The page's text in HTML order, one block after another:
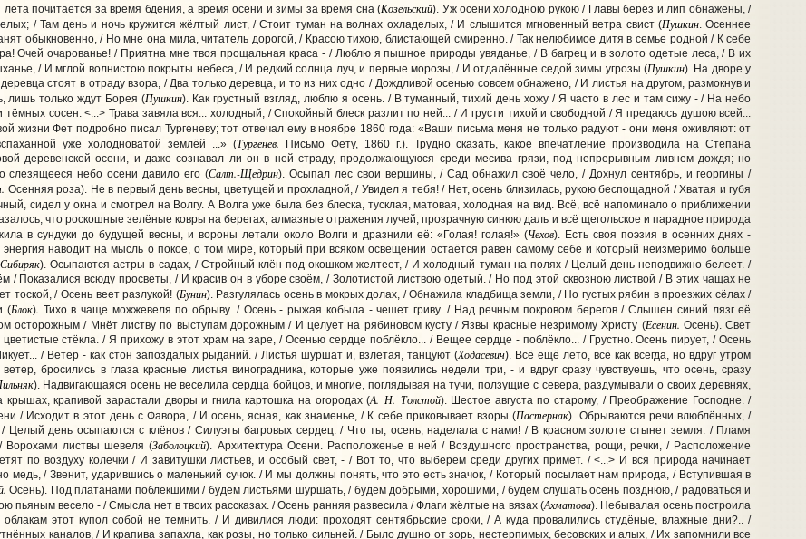
почитается за время бдения, а время осени и зимы за время сна (Козельский). Уж осени холодною рукою / Главы берёз и лип обнажены, /
/ Там день и ночь кружится жёлтый лист, / Стоит туман на волнах охладелых, / И слышится мгновенный ветра свист (Пушкин. Осеннее
обыкновенно, / Но мне она мила, читатель дорогой, / Красою тихою, блистающей смиренно. / Так нелюбимое дитя в семье родной / К себе
Очей очарованье! / Приятна мне твоя прощальная краса - / Люблю я пышное природы увяданье, / В багрец и в золото одетые леса, / В их
/ И мглой волнистою покрыты небеса, / И редкий солнца луч, и первые морозы, / И отдалённые седой зимы угрозы (Пушкин). На дворе у
стоят в отраду взора, / Два только деревца, и то из них одно / Дождливой осенью совсем обнажено, / И листья на другом, размокнув и
лишь только ждут Борея (Пушкин). Как грустный взгляд, люблю я осень. / В туманный, тихий день хожу / Я часто в лес и там сижу - / На небо
тёмных сосен. <...> Трава завяла вся... холодный, / Спокойный блеск разлит по ней... / И грусти тихой и свободной / Я предаюсь душою всей...
жизни Фет подробно писал Тургеневу; тот отвечал ему в ноябре 1860 года: «Ваши письма меня не только радуют - они меня оживляют: от
уже холодноватой землёй ...» (Тургенев. Письмо Фету, 1860 г.). Трудно сказать, какое впечатление производила на Степана
деревенской осени, и даже сознавал ли он в ней страду, продолжающуюся среди месива грязи, под непрерывным ливнем дождя; но
слезящееся небо осени давило его (Салт.-Щедрин). Осыпал лес свои вершины, / Сад обнажил своё чело, / Дохнул сентябрь, и георгины /
Осенняя роза). Не в первый день весны, цветущей и прохладной, / Увидел я тебя! / Нет, осень близилась, рукою беспощадной / Хватая и губя
сидел у окна и смотрел на Волгу. А Волга уже была без блеска, тусклая, матовая, холодная на вид. Всё, всё напоминало о приближении
что роскошные зелёные ковры на берегах, алмазные отражения лучей, прозрачную синюю даль и всё щегольское и парадное природа
в сундуки до будущей весны, и вороны летали около Волги и дразнили её: «Голая! голая!» (Чехов). Есть своя поэзия в осенних днях -
наводит на мысль о покое, о том мире, который при всяком освещении остаётся равен самому себе и который неизмеримо больше
). Осыпаются астры в садах, / Стройный клён под окошком желтеет, / И холодный туман на полях / Целый день неподвижно белеет. /
/ Показалися всюду просветы, / И красив он в уборе своём, / Золотистой листвою одетый. / Но под этой сквозною листвой / В этих чащах не
тоской, / Осень веет разлукой! (Бунин). Разгулялась осень в мокрых долах, / Обнажила кладбища земли, / Но густых рябин в проезжих сёлах /
(Блок). Тихо в чаще можжевеля по обрыву. / Осень - рыжая кобыла - чешет гриву. / Над речным покровом берегов / Слышен синий лязг её
осторожным / Мнёт листву по выступам дорожным / И целует на рябиновом кусту / Язвы красные незримому Христу (Есенин.Осень). Свет
стёкла. / Я прихожу в этот храм на заре, / Осенью сердце поблёкло... / Вещее сердце - поблёкло... / Грустно. Осень пирует, / Осень
/ Ветер - как стон запоздалых рыданий. / Листья шуршат и, взлетая, танцуют (Ходасевич). Всё ещё лето, всё как всегда, но вдруг утром
бросились в глаза красные листья виноградника, которые уже появились недели три, - и вдруг сразу чувствуешь, что осень, сразу
). Надвигающаяся осень не веселила сердца бойцов, и многие, поглядывая на тучи, ползущие с севера, раздумывали о своих деревнях,
крышах, крапивой зарастали дворы и гнила картошка на огородах (А. Н. Толстой). Шестое августа по старому, / Преображение Господне. /
/ Исходит в этот день с Фавора, / И осень, ясная, как знаменье, / К себе приковывает взоры (Пастернак). Обрываются речи влюблённых, /
/ Целый день осыпаются с клёнов / Силуэты багровых сердец. / Что ты, осень, наделала с нами! / В красном золоте стынет земля. / Пламя
Ворохами листвы шевеля (Заболоцкий). Архитектура Осени. Расположенье в ней / Воздушного пространства, рощи, речки, / Расположение
по воздуху колечки / И завитушки листьев, и особый свет, - / Вот то, что выберем среди других примет. / <...> И вся природа начинает
медь, / Звенит, ударившись о маленький сучок. / И мы должны понять, что это есть значок, / Который посылает нам природа, / Вступившая в
Осень). Под платанами поблекшими / будем листьями шуршать, / будем добрыми, хорошими, / будем слушать осень позднюю, / радоваться и
пьяным весело - / Смысла нет в твоих рассказах. / Осень ранняя развесила / Флаги жёлтые на вязах (Ахматова). Небывалая осень построила
этот купол собой не темнить. / И дивилися люди: проходят сентябрьские сроки, / А куда провалились студёные, влажные дни?.. /
каналов, / И крапива запахла, как розы, но только сильней. / Было душно от зорь, нестерпимых, бесовских и алых, / Их запомнили все